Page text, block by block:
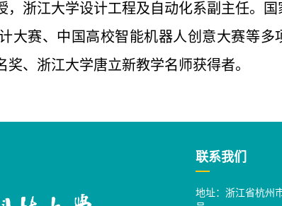
，浙江大学设计工程及自动化系副主任。
大赛、中国高校智能机器人创意大赛等
、浙江大学唐立新教学名师获得者。
联系我们
地址：浙江省杭州